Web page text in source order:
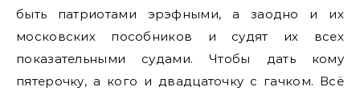
быть патриотами эрэфными, а заодно и их
московских пособников и судят их всех
показательными судами. Чтобы дать кому
пятерочку, а кого и двадцаточку с гачком. Всё